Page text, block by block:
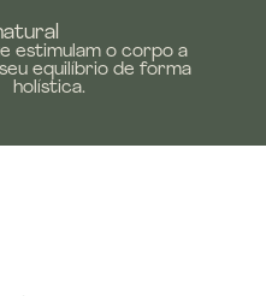
estimulam o corpo a
equilíbrio de forma
holística.